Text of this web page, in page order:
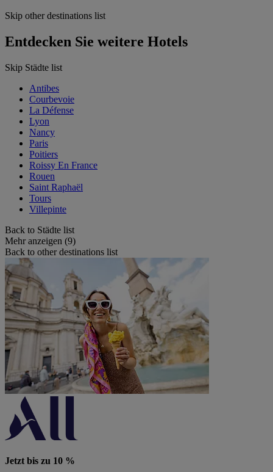
Skip other destinations list
Entdecken Sie weitere Hotels
Skip Städte list
Antibes
Courbevoie
La Défense
Lyon
Nancy
Paris
Poitiers
Roissy En France
Rouen
Saint Raphaël
Tours
Villepinte
Back to Städte list
Mehr anzeigen (9)
Back to other destinations list
Jetzt bis zu 10 %